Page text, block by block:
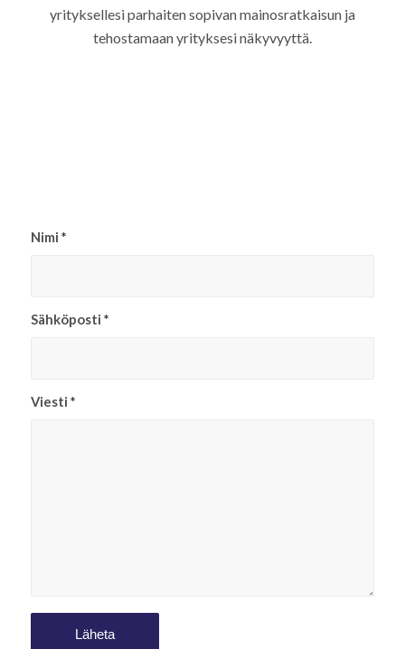
yrityksellesi parhaiten sopivan mainosratkaisun ja
tehostamaan yrityksesi näkyvyyttä.
Nimi *
Sähköposti *
Viesti *